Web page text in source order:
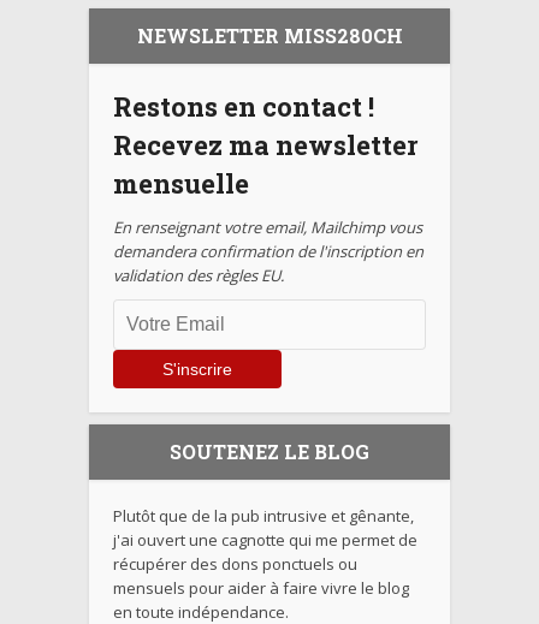
NEWSLETTER MISS280CH
Restons en contact !
Recevez ma newsletter
mensuelle
En renseignant votre email, Mailchimp vous
demandera confirmation de l'inscription en
validation des règles EU.
SOUTENEZ LE BLOG
Plutôt que de la pub intrusive et gênante,
j'ai ouvert une cagnotte qui me permet de
récupérer des dons ponctuels ou
mensuels pour aider à faire vivre le blog
en toute indépendance.